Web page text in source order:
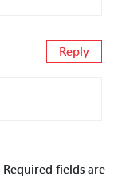
Reply
Required fields are